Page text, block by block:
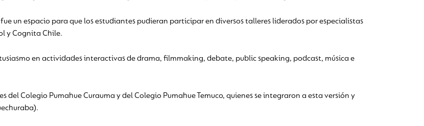
un espacio para que los estudiantes pudieran participar en diversos talleres liderados por especialistas
y Cognita Chile.
en actividades interactivas de drama, filmmaking, debate, public speaking, podcast, música e
del Colegio Pumahue Curauma y del Colegio Pumahue Temuco, quienes se integraron a esta versión y